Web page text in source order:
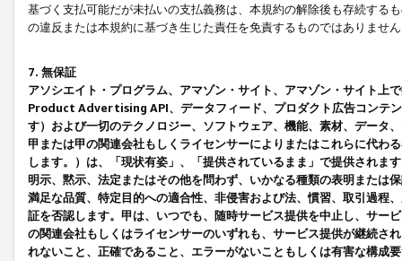
基づく支払可能だが未払いの支払義務は、本規約の解除後も存続する
の違反または本規約に基づき生じた責任を免責するものではありませ
7. 無保証
アソシエイト・プログラム、アマゾン・サイト、アマゾン・サイト上
Product Advertising API、データフィード、プロダクト広告コンテ
す）および一切のテクノロジー、ソフトウェア、機能、素材、データ
甲または甲の関連会社もしくライセンサーによりまたはこれらに代わ
します。）は、「現状有姿」、「提供されているまま」で提供されま
明示、黙示、法定またはその他を問わず、いかなる種類の表明または
満足な品質、特定目的への適合性、非侵害および法、慣習、取引過程
証を否認します。甲は、いつでも、随時サービス提供を中止し、サー
の関連会社もしくはライセンサーのいずれも、サービス提供が継続さ
れないこと、正確であること、エラーがないこともしくは有害な構成